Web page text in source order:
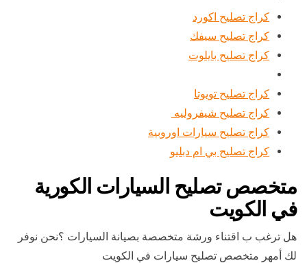
كراج تصليح اكورد
كراج تصليح سيفك
كراج تصليح بايلوت
كراج تصليح تويوتا
كراج تصليح شيفروليه
كراج تصليح سيارات اوروبية
كراج تصليح بي ام دبليو
متخصص تصليح السيارات الكورية
في الكويت
هل ترغب ب اقتناء ورشة متخصصة بصيانة السيارات ؟نحن نوفر
لك أمهر متخصص تصليح سيارات في الكويت